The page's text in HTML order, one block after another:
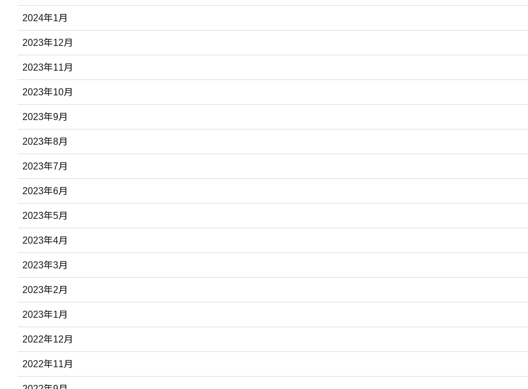
2024年1月
2023年12月
2023年11月
2023年10月
2023年9月
2023年8月
2023年7月
2023年6月
2023年5月
2023年4月
2023年3月
2023年2月
2023年1月
2022年12月
2022年11月